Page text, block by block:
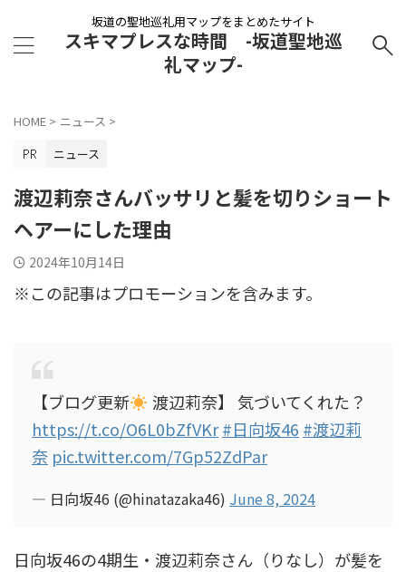
坂道の聖地巡礼用マップをまとめたサイト
スキマプレスな時間 -坂道聖地巡
礼マップ-
HOME > ニュース >
ニュース
渡辺莉奈さんバッサリと髪を切りショート
ヘアーにした理由
2024年10月14日
※この記事はプロモーションを含みます。
【ブログ更新
渡辺莉奈】 気づいてくれた？
https://t.co/O6L0bZfVKr#日向坂46 #渡辺莉
奈 pic.twitter.com/7Gp52ZdPar
— 日向坂46 (@hinatazaka46) June 8, 2024
日向坂46の4期生・渡辺莉奈さん（りなし）が髪を